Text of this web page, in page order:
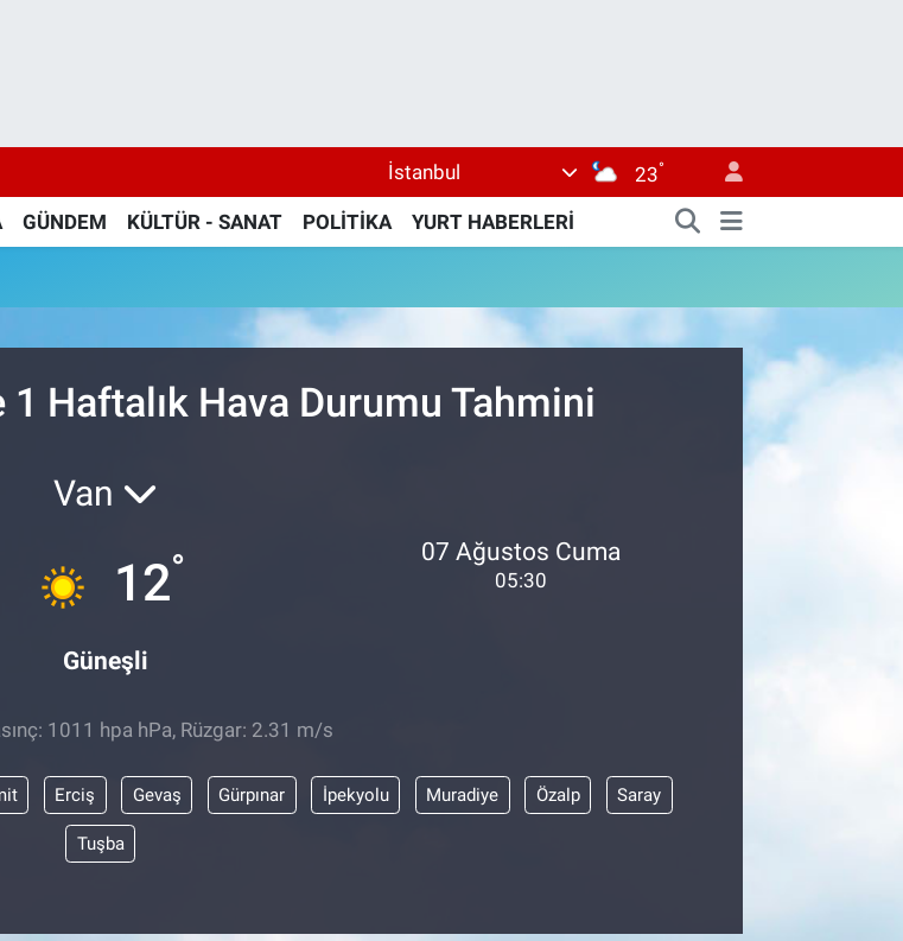
İstanbul 23°
GÜNDEM KÜLTÜR - SANAT POLİTİKA YURT HABERLERİ
1 Haftalık Hava Durumu Tahmini
Van
12°
Güneşli
07 Ağustos Cuma
05:30
1011 hpa hPa, Rüzgar: 2.31 m/s
Erciş Gevaş Gürpınar İpekyolu Muradiye Özalp Saray
Tuşba